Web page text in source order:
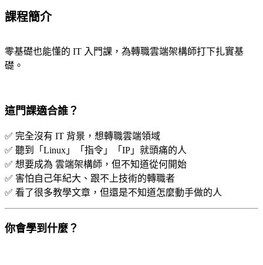
課程簡介
零基礎也能懂的 IT 入門課，為轉職雲端架構師打下扎實基
礎。
這門課適合誰？
✅ 完全沒有 IT 背景，想轉職雲端領域
✅ 聽到「Linux」「指令」「IP」就頭痛的人
✅ 想要成為 雲端架構師，但不知道從何開始
✅ 害怕自己年紀大、跟不上技術的轉職者
✅ 看了很多教學文章，但還是不知道怎麼動手做的人
你會學到什麼？